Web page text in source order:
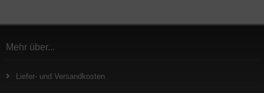
Mehr über...
Liefer- und Versandkosten